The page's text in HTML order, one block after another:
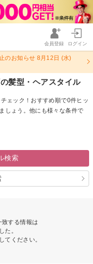
会員登録 ログイン
のお知らせ 8月12日 (水)
髪型・ヘアスタイル
ェック！おすすめ順で0件ヒッ
しょう。他にも様々な条件で
検索
致する情報は
た。
てください。